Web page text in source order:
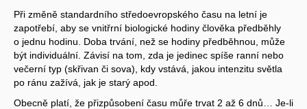
Při změně standardního středoevropského času na letní je
zapotřebí, aby se vnitřrní biologické hodiny člověka předběhly
o jednu hodinu. Doba trvání, než se hodiny předběhnou, může
být individuální. Závisí na tom, zda je jedinec spíše ranní nebo
večerní typ (skřivan či sova), kdy vstává, jakou intenzitu světla
po ránu zažívá, jak je starý apod.
Obecně platí, že přizpůsobení času můře trvat 2 až 6 dnů… Je-li